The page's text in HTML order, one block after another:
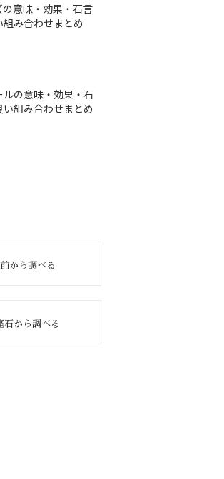
意味・効果・石言
み合わせまとめ
の意味・効果・石
組み合わせまとめ
から調べる
石から調べる